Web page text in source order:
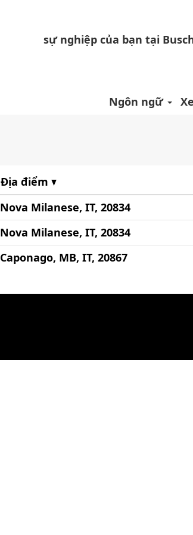
sự nghiệp của bạn tại
Ngôn ngữ
Địa điểm
Nova Milanese, IT, 20834
Nova Milanese, IT, 20834
Caponago, MB, IT, 20867